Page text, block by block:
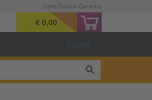
Geld-Zurück-Garantie
€ 0,00
LOGIN
search